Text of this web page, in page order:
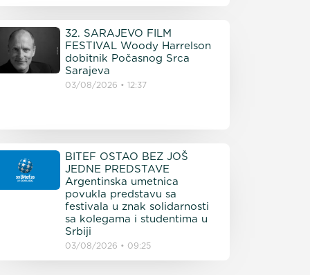
32. SARAJEVO FILM
FESTIVAL Woody Harrelson
dobitnik Počasnog Srca
Sarajeva
03/08/2026 12:37
BITEF OSTAO BEZ JOŠ
JEDNE PREDSTAVE
Argentinska umetnica
povukla predstavu sa
festivala u znak solidarnosti
sa kolegama i studentima u
Srbiji
03/08/2026 09:25